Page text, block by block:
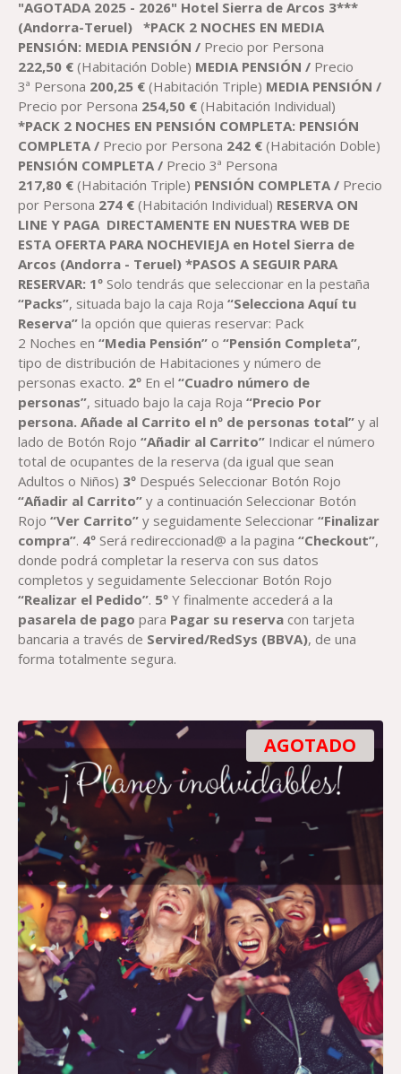
DESDE
215,08 €
HASTA
274,00 €
"AGOTADA 2025 - 2026" Hotel Sierra de Arcos 3***
(Andorra-Teruel)
*PACK 2 NOCHES EN MEDIA
PENSIÓN: MEDIA PENSIÓN / Precio por Persona
222,50 € (Habitación Doble) MEDIA PENSIÓN / Precio
3ª Persona 200,25 € (Habitación Triple) MEDIA PENSIÓN /
Precio por Persona 254,50 € (Habitación Individual)
*PACK 2 NOCHES EN PENSIÓN COMPLETA: PENSIÓN
COMPLETA / Precio por Persona 242 € (Habitación Doble)
PENSIÓN COMPLETA / Precio 3ª Persona
217,80 € (Habitación Triple) PENSIÓN COMPLETA / Precio
por Persona 274 € (Habitación Individual) RESERVA ON
LINE Y PAGA DIRECTAMENTE EN NUESTRA WEB DE
ESTA OFERTA PARA NOCHEVIEJA en Hotel Sierra de
Arcos (Andorra - Teruel) *PASOS A SEGUIR PARA
RESERVAR: 1ºSolo tendrás que seleccionar en la pestaña
“Packs”, situada bajo la caja Roja“Selecciona Aquí tu
Reserva” la opción que quieras reservar: Pack
2 Noches en“Media Pensión” o “Pensión Completa”,
tipo de distribución de Habitaciones y número de
personas exacto. 2º En el“Cuadro número de
personas”, situado bajo la caja Roja“Precio Por
persona. Añade al Carrito el nº de personas total”y al
lado de Botón Rojo“Añadir al Carrito” Indicar el número
total de ocupantes de la reserva (da igual que sean
Adultos o Niños) 3º Después Seleccionar Botón Rojo
“Añadir al Carrito” y a continuación Seleccionar Botón
Rojo“Ver Carrito”y seguidamente Seleccionar“Finalizar
compra”. 4º Será redireccionad@ a la pagina“Checkout”,
donde podrá completar la reserva con sus datos
completos y seguidamente Seleccionar Botón Rojo
“Realizar el Pedido”. 5º Y finalmente accederá a la
pasarela de pago para Pagar su reserva con tarjeta
bancaria a través de Servired/RedSys (BBVA), de una
forma totalmente segura.
AGOTADO